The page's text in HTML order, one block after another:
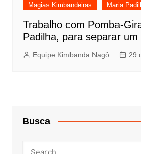
Magias Kimbandeiras Maria
Trabalho com Pomba-
Padilha, para separar um
Equipe Kimbanda Nagô 29
Busca